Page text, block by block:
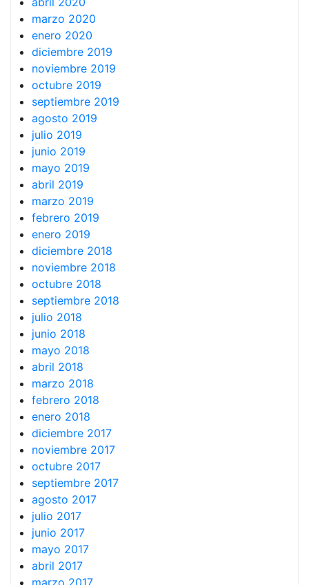
marzo 2020
enero 2020
diciembre 2019
noviembre 2019
octubre 2019
septiembre 2019
agosto 2019
julio 2019
junio 2019
mayo 2019
abril 2019
marzo 2019
febrero 2019
enero 2019
diciembre 2018
noviembre 2018
octubre 2018
septiembre 2018
julio 2018
junio 2018
mayo 2018
abril 2018
marzo 2018
febrero 2018
enero 2018
diciembre 2017
noviembre 2017
octubre 2017
septiembre 2017
agosto 2017
julio 2017
junio 2017
mayo 2017
abril 2017
marzo 2017